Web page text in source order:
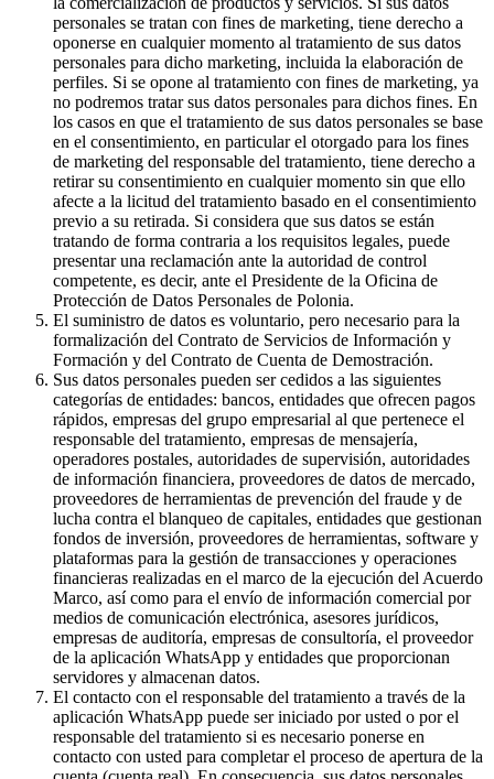
personales se tratan con fines de marketing, tiene derecho a
oponerse en cualquier momento al tratamiento de sus datos
personales para dicho marketing, incluida la elaboración de
perfiles. Si se opone al tratamiento con fines de marketing, ya
no podremos tratar sus datos personales para dichos fines. En
los casos en que el tratamiento de sus datos personales se base
en el consentimiento, en particular el otorgado para los fines
de marketing del responsable del tratamiento, tiene derecho a
retirar su consentimiento en cualquier momento sin que ello
afecte a la licitud del tratamiento basado en el consentimiento
previo a su retirada. Si considera que sus datos se están
tratando de forma contraria a los requisitos legales, puede
presentar una reclamación ante la autoridad de control
competente, es decir, ante el Presidente de la Oficina de
Protección de Datos Personales de Polonia.
El suministro de datos es voluntario, pero necesario para la
formalización del Contrato de Servicios de Información y
Formación y del Contrato de Cuenta de Demostración.
Sus datos personales pueden ser cedidos a las siguientes
categorías de entidades: bancos, entidades que ofrecen pagos
rápidos, empresas del grupo empresarial al que pertenece el
responsable del tratamiento, empresas de mensajería,
operadores postales, autoridades de supervisión, autoridades
de información financiera, proveedores de datos de mercado,
proveedores de herramientas de prevención del fraude y de
lucha contra el blanqueo de capitales, entidades que gestionan
fondos de inversión, proveedores de herramientas, software y
plataformas para la gestión de transacciones y operaciones
financieras realizadas en el marco de la ejecución del Acuerdo
Marco, así como para el envío de información comercial por
medios de comunicación electrónica, asesores jurídicos,
empresas de auditoría, empresas de consultoría, el proveedor
de la aplicación WhatsApp y entidades que proporcionan
servidores y almacenan datos.
El contacto con el responsable del tratamiento a través de la
aplicación WhatsApp puede ser iniciado por usted o por el
responsable del tratamiento si es necesario ponerse en
contacto con usted para completar el proceso de apertura de la